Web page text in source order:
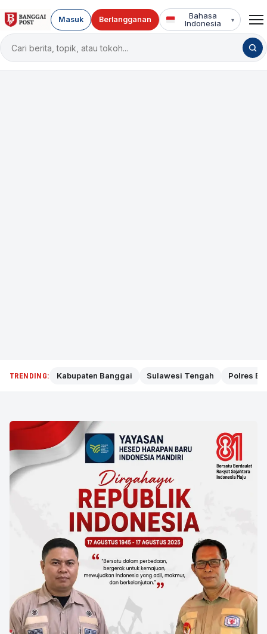
Cari
berita
Masuk Berlangganan
Bahasa
Indonesia
▾
TRENDING: Kabupaten Banggai Sulawesi Tengah Polres